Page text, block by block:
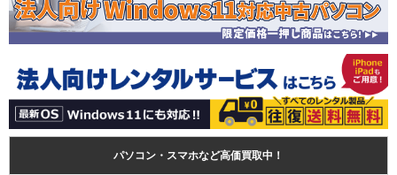
パソコン・スマホなど高価買取中！